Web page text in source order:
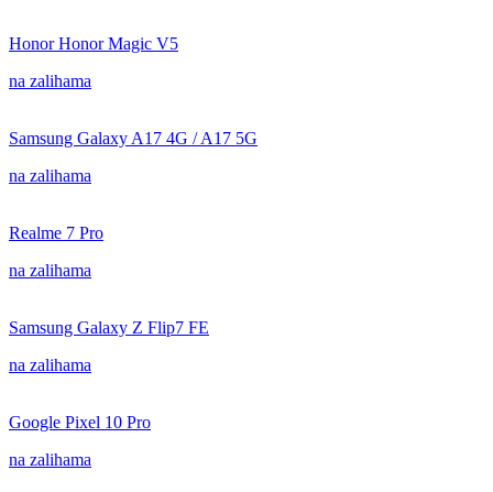
Honor Honor Magic V5
na zalihama
Samsung Galaxy A17 4G / A17 5G
na zalihama
Realme 7 Pro
na zalihama
Samsung Galaxy Z Flip7 FE
na zalihama
Google Pixel 10 Pro
na zalihama